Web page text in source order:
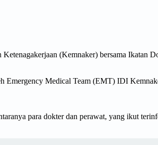
(Kemnaker) bersama Ikatan
Emergency Medical Team (EMT) IDI
para dokter dan perawat, yang ikut